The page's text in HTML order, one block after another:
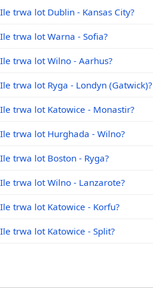
Ile trwa lot Dublin - Kansas City?
Ile trwa lot Warna - Sofia?
Ile trwa lot Wilno - Aarhus?
Ile trwa lot Ryga - Londyn (Gatwick)?
Ile trwa lot Katowice - Monastir?
Ile trwa lot Hurghada - Wilno?
Ile trwa lot Boston - Ryga?
Ile trwa lot Wilno - Lanzarote?
Ile trwa lot Katowice - Korfu?
Ile trwa lot Katowice - Split?